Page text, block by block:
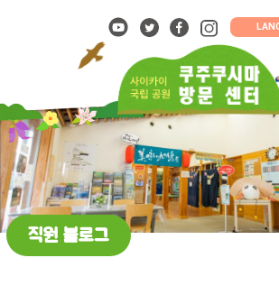
직원 블로그